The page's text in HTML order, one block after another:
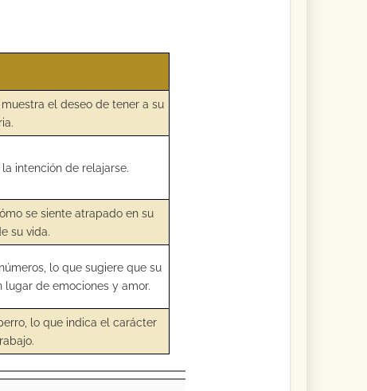
el deseo de tener a su
intención de relajarse.
se siente atrapado en su
su vida.
lo que sugiere que su
de emociones y amor.
lo que indica el carácter